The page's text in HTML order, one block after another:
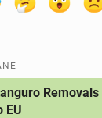
EU